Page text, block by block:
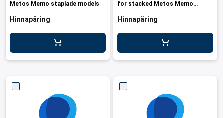
Metos Memo staplade models
Hinnapäring
for stacked Metos Memo
Hinnapäring